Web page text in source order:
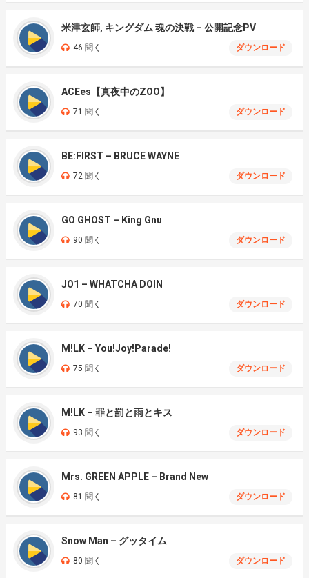
米津玄師, キングダム 魂の決戦 – 公開記念PV
46 聞く ダウンロード
ACEes【真夜中のZOO】
71 聞く ダウンロード
BE:FIRST – BRUCE WAYNE
72 聞く ダウンロード
GO GHOST – King Gnu
90 聞く ダウンロード
JO1 – WHATCHA DOIN
70 聞く ダウンロード
M!LK – You!Joy!Parade!
75 聞く ダウンロード
M!LK – 罪と罰と雨とキス
93 聞く ダウンロード
Mrs. GREEN APPLE – Brand New
81 聞く ダウンロード
Snow Man – グッタイム
80 聞く ダウンロード